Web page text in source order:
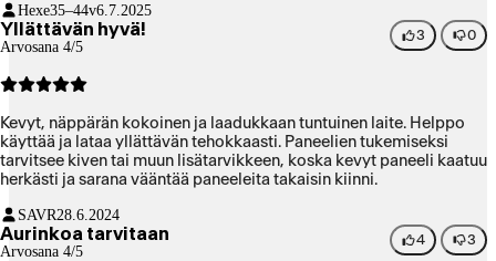
Hexe35–44v6.7.2025
Yllättävän hyvä!
Arvosana 4/5
3 0
Kevyt, näppärän kokoinen ja laadukkaan tuntuinen laite. Helppo
käyttää ja lataa yllättävän tehokkaasti. Paneelien tukemiseksi
tarvitsee kiven tai muun lisätarvikkeen, koska kevyt paneeli kaatuu
herkästi ja sarana vääntää paneeleita takaisin kiinni.
SAVR28.6.2024
Aurinkoa tarvitaan
Arvosana 4/5
4 3